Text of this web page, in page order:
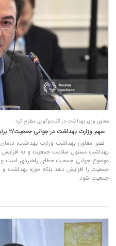
معاون وزیر بهداشت در گفت‌وگویی مطرح کرد:
سهم وزارت بهداشت در جوانی جمعیت/۲ برابر استان‌ها مرکز درمان ناباروری داریم
نصر: معاون بهداشت وزارت بهداشت،
بهداشت مسئول سلامت جمعیت و نه
موضوع جوانی جمعیت خطای راهبردی است و
جمعیت را افزایش دهد بلکه حوزه بهداشت
جمعیت شود.